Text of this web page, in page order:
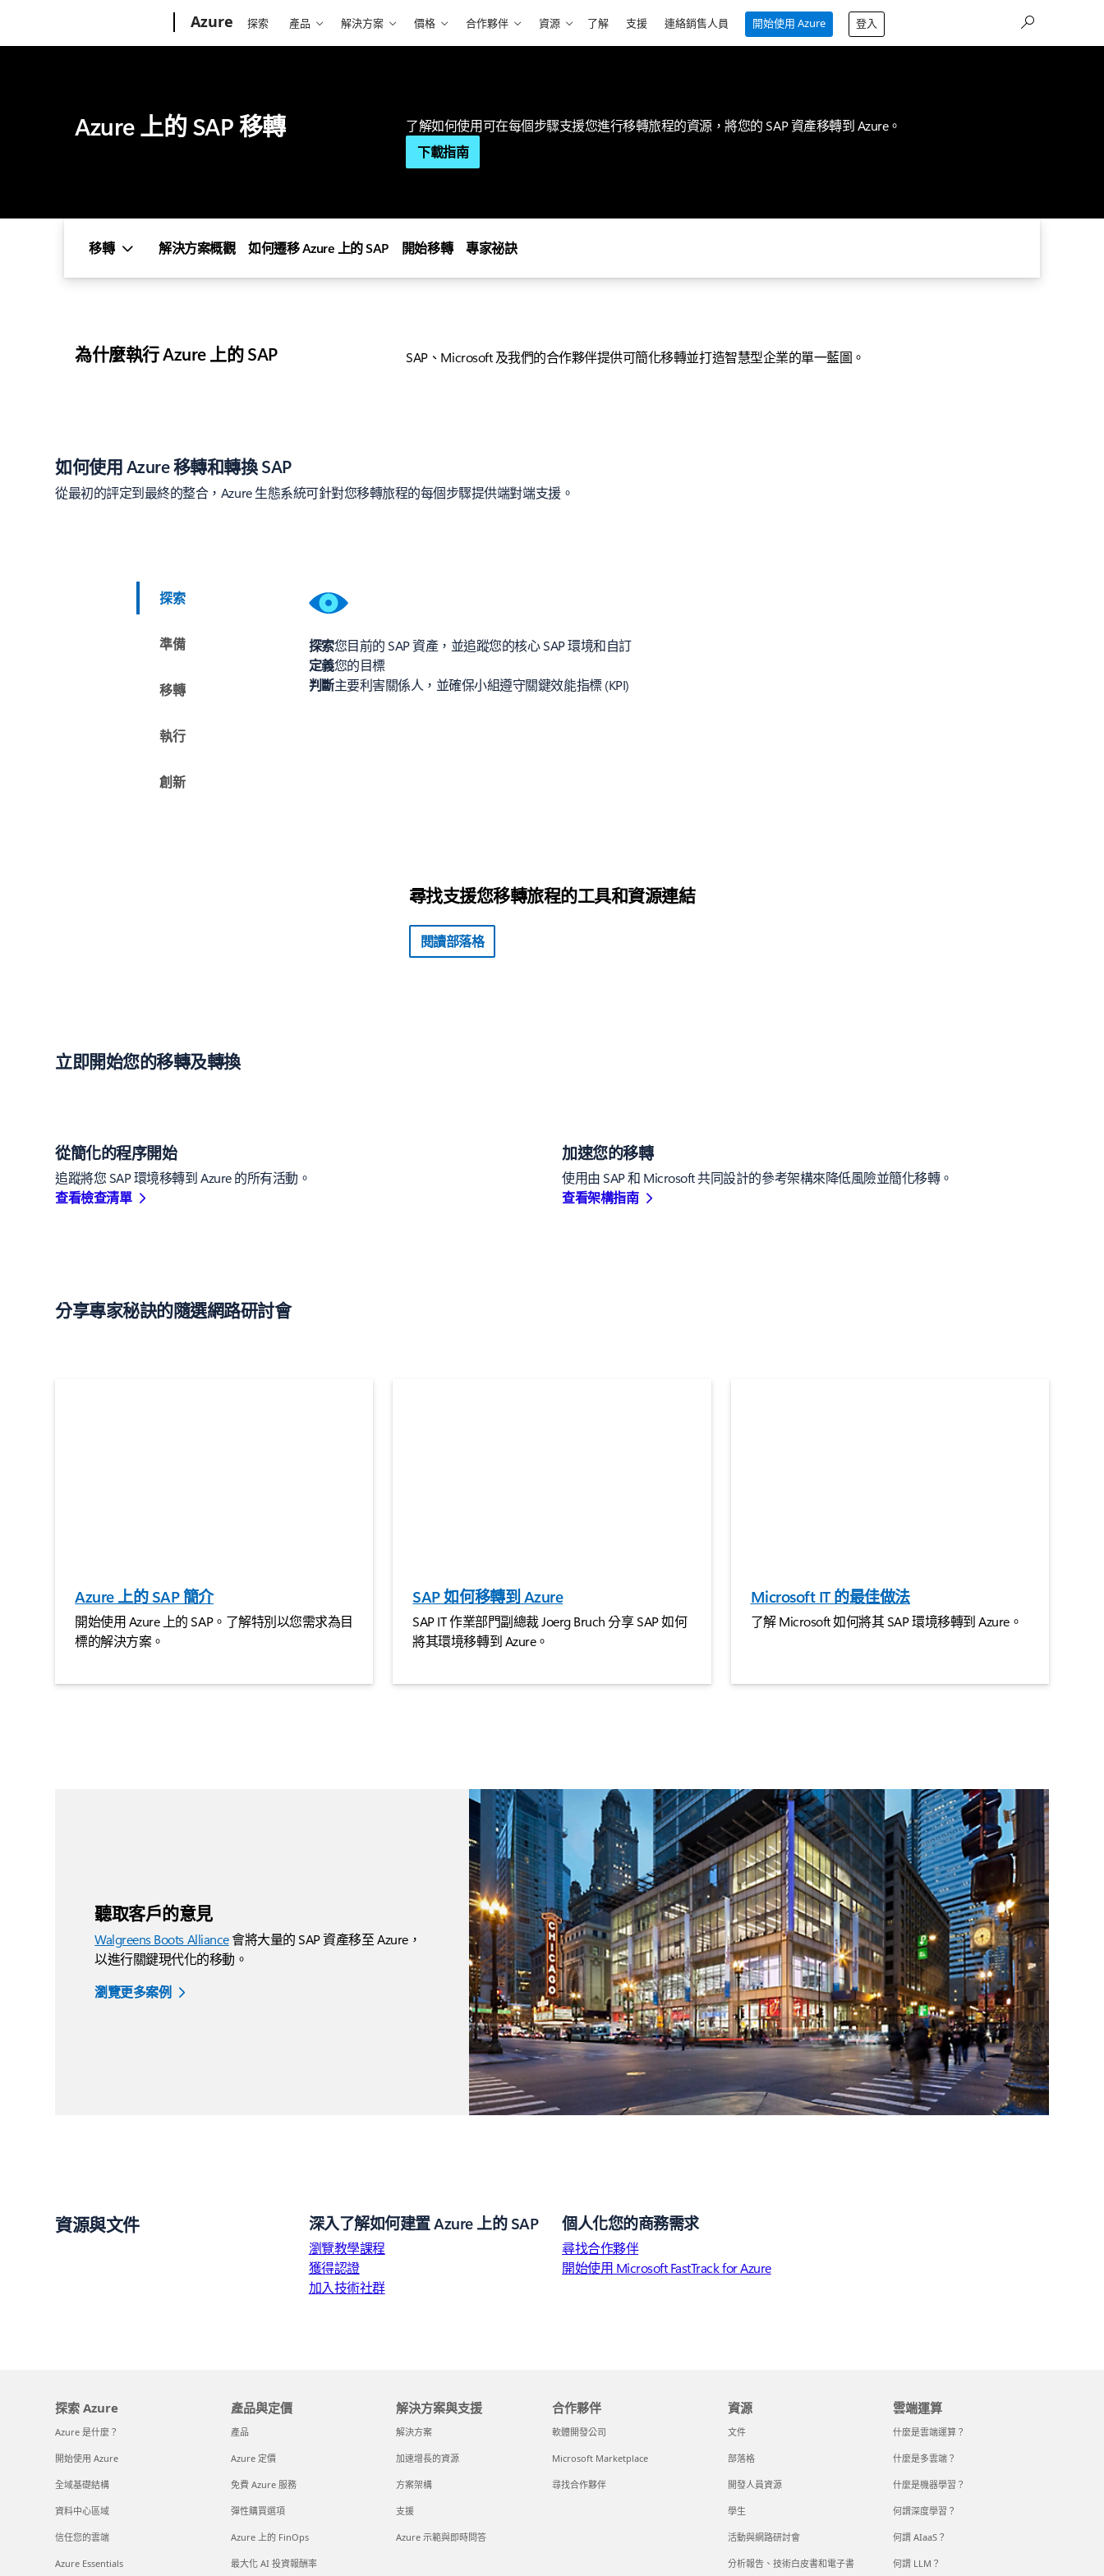
Azure 探索 產品 解決方案 價格 合作夥伴 資源 了解 支援 連絡銷售人員 開始使用 Azure 登入
Azure 上的 SAP 移轉
了解如何使用可在每個步驟支援您進行移轉旅程的資源，將您的 SAP 資產移轉到 Azure。
下載指南
移轉 解決方案概觀 如何遷移 Azure 上的 SAP 開始移轉 專家祕訣
為什麼執行 Azure 上的 SAP SAP、Microsoft 及我們的合作夥伴提供可簡化移轉並打造智慧型企業的單一藍圖。
如何使用 Azure 移轉和轉換 SAP
從最初的評定到最終的整合，Azure 生態系統可針對您移轉旅程的每個步驟提供端對端支援。
探索
準備
移轉
執行
創新
探索您目前的 SAP 資產，並追蹤您的核心 SAP 環境和自訂
定義您的目標
判斷主要利害關係人，並確保小組遵守關鍵效能指標 (KPI)
尋找支援您移轉旅程的工具和資源連結
閱讀部落格
立即開始您的移轉及轉換
從簡化的程序開始
追蹤將您 SAP 環境移轉到 Azure 的所有活動。
查看檢查清單
加速您的移轉
使用由 SAP 和 Microsoft 共同設計的參考架構來降低風險並簡化移轉。
查看架構指南
分享專家秘訣的隨選網路研討會
Azure 上的 SAP 簡介
開始使用 Azure 上的 SAP。了解特別以您需求為目
標的解決方案。
SAP 如何移轉到 Azure
SAP IT 作業部門副總裁 Joerg Bruch 分享 SAP 如何
將其環境移轉到 Azure。
Microsoft IT 的最佳做法
了解 Microsoft 如何將其 SAP 環境移轉到 Azure。
聽取客戶的意見
Walgreens Boots Alliance會將大量的 SAP 資產移至 Azure，
以進行關鍵現代化的移動。
瀏覽更多案例
資源與文件 深入了解如何建置 Azure 上的 SAP
瀏覽教學課程
獲得認證
加入技術社群
個人化您的商務需求
尋找合作夥伴
開始使用 Microsoft FastTrack for Azure
探索 Azure
Azure 是什麼？
開始使用 Azure
全域基礎結構
資料中心區域
信任您的雲端
Azure Essentials
產品與定價
產品
Azure 定價
免費 Azure 服務
彈性購買選項
Azure 上的 FinOps
最大化 AI 投資報酬率
解決方案與支援
解決方案
加速增長的資源
方案架構
支援
Azure 示範與即時問答
合作夥伴
軟體開發公司
Microsoft Marketplace
尋找合作夥伴
資源
文件
部落格
開發人員資源
學生
活動與網路研討會
分析報告、技術白皮書和電子書
雲端運算
什麼是雲端運算？
什麼是多雲端？
什麼是機器學習？
何謂深度學習？
何謂 AIaaS？
何謂 LLM？